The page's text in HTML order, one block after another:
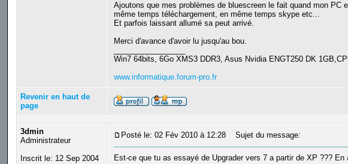
Ajoutons que mes problèmes de bluescreen le fait quand mon
même temps téléchargement, en même temps skype etc...
Et parfois laissant allumé sa peut arrivé.
Merci d'avance d'avoir lu jusqu'au bou.
Win7 64bits, 6Go XMS3 DDR3, Asus Nvidia ENGT250 DK
www.informatique.forum-pro.fr
Revenir en haut de
page
3dmin
Administrateur
Inscrit le: 12 Sep 2004
Posté le: 02 Fév 2010 à 12:28 Sujet du message:
Est-ce que tu as essayé de Upgrader vers 7 a partir de XP ???